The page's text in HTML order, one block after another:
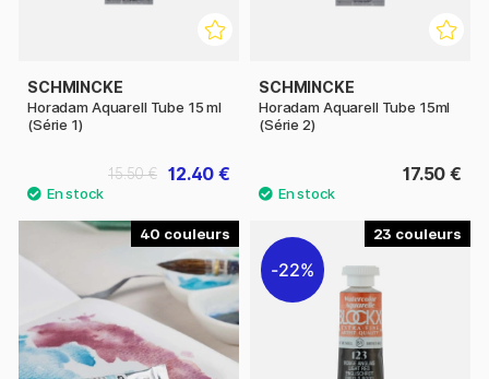
SCHMINCKE
Horadam Aquarell Tube 15 ml
(Série 1)
12.40 €
15.50 €
SCHMINCKE
Horadam Aquarell Tube 15ml
(Série 2)
17.50 €
40 23
22%